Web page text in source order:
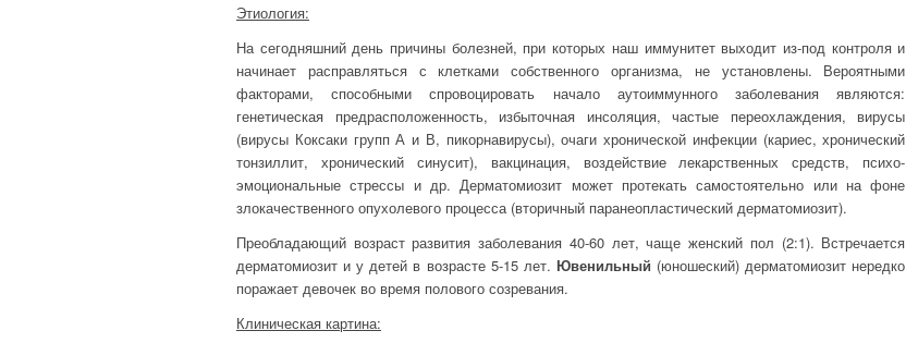
Этиология:
На сегодняшний день причины болезней, при которых наш иммунитет выходит из-под контроля и
начинает расправляться с клетками собственного организма, не установлены. Вероятными
факторами, способными спровоцировать начало аутоиммунного заболевания являются:
генетическая предрасположенность, избыточная инсоляция, частые переохлаждения, вирусы
(вирусы Коксаки групп А и В, пикорнавирусы), очаги хронической инфекции (кариес, хронический
тонзиллит, хронический синусит), вакцинация, воздействие лекарственных средств, психо-
эмоциональные стрессы и др. Дерматомиозит может протекать самостоятельно или на фоне
злокачественного опухолевого процесса (вторичный паранеопластический дерматомиозит).
Преобладающий возраст развития заболевания 40-60 лет, чаще женский пол (2:1). Встречается
дерматомиозит и у детей в возрасте 5-15 лет. Ювенильный (юношеский) дерматомиозит нередко
поражает девочек во время полового созревания.
Клиническая картина: